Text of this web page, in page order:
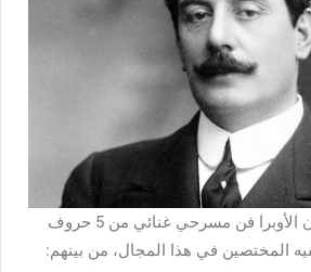
كما ذكرنا في الأعلى أن الأوبرا فن مسرحي غنائي من 5 حروف
المختصين في هذا المجال، من بينهم: